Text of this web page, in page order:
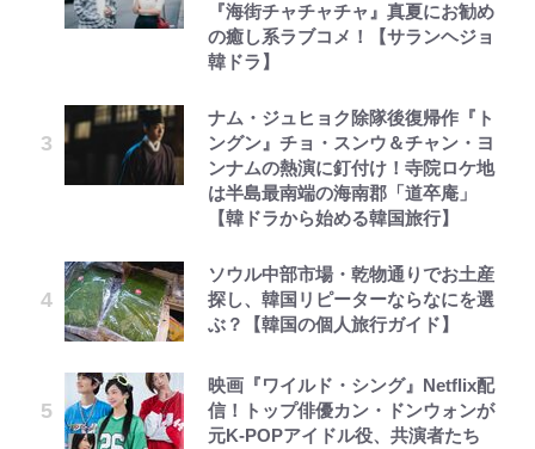
『海街チャチャチャ』真夏にお勧め
の癒し系ラブコメ！【サランヘジョ
韓ドラ】
ナム・ジュヒョク除隊後復帰作『ト
ングン』チョ・スンウ＆チャン・ヨ
ンナムの熱演に釘付け！寺院ロケ地
は半島最南端の海南郡「道卒庵」
【韓ドラから始める韓国旅行】
ソウル中部市場・乾物通りでお土産
探し、韓国リピーターならなにを選
ぶ？【韓国の個人旅行ガイド】
映画『ワイルド・シング』Netflix配
信！トップ俳優カン・ドンウォンが
元K-POPアイドル役、共演者たち